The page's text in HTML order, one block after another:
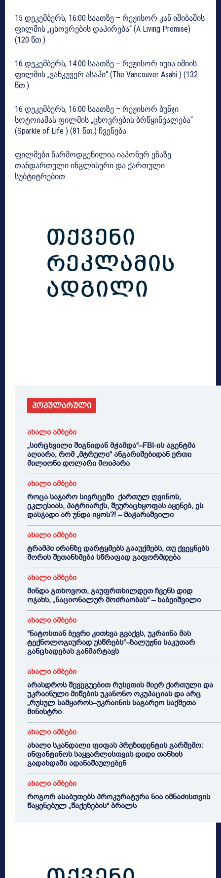
15 დეკემბერს, 16:00 საათზე – რეჟისორ კან იშიბაშის
ფილმის „ცხოვრების დაპირება“ (A Living Promise)
(120 წთ.)
16 დეკემბერს, 14:00 საათზე – რეჟისორ იუია იშიის
ფილმის „ვანკუვერ ასაჰი“ (The Vancouver Asahi ) (132
წთ.)
16 დეკემბერს, 16:00 საათზე – რეჟისორ ბუნჯი
სოტოიამას ფილმის „ცხოვრების ბრწყინვალება“
(Sparkle of Life ) (81 წთ.) ჩვენება
ფილმები წარმოდგენილია იაპონურ ენაზე
თანდართული ინგლისური და ქართული
სუბტიტრებით.
პოპულარული
ახალი ამბები
„სირცხვილი შიგნიდან მჭამდა“–FBI-ის აგენტმა
აღიარა, რომ „მტრული“ ანგარიშებიდან ერთი
მილიონი დოლარი მოიპარა
ახალი ამბები
როცა საჯარო სივრცეში ქართულ ღვინოს,
ეკლესიას, პატრიარქს, შეურაცხყოფას აყენებ, ეს
დასჯადი არ უნდა იყოს?! – მაჭარაშვილი
ახალი ამბები
ტრამპი ირანზე დარტყმებს გააუქმებს, თუ ქვეყნებს
შორის შეთანხმება სწრაფად გაფორმდება
ახალი ამბები
მინდა გთხოვოთ, გაუფრთხილდეთ ჩვენს დიდ
ოჯახს, „ნაციონალურ მოძრაობას“ – ხაბეიშვილი
ახალი ამბები
“ნატოსთან ბევრი კითხვა გვაქვს, უკრაინა მას
ტექნოლოგიურად უსწრებს“–ზალუჟნი საკუთარ
განცხადებას განმარტავს
ახალი ამბები
არასდროს შევეგუებით რუსეთის მიერ ქართული და
უკრაინული მიწების უკანონო ოკუპაციას და არც
„რუსულ სამყაროს–უკრაინის საგარეო საქმეთა
მინისტრი
ახალი ამბები
ახალი სკანდალი ფიფას პრეზიდენტის გარშემო:
ინფანტინოს საყვარლისთვის დიდი თანხის
გადახდაში ადანაშაულებენ
ახალი ამბები
როგორ ასაბუთებს პროკურატურა ნია იმნაძისთვის
წაყენებულ „წაქეზების“ ბრალს